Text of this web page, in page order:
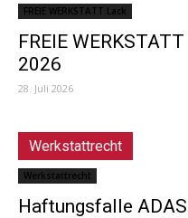
FREIE WERKSTATT.Lack
FREIE
2026
28. Juli 2026
Werkstattrecht
Werkstattrecht
Haftungsfalle